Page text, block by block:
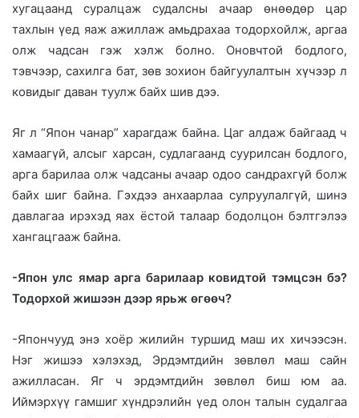
хугацаанд суралцаж судалсны ачаар өнөөдөр цар
тахлын үед яаж ажиллаж амьдрахаа тодорхойлж, аргаа
олж чадсан гэж хэлж болно. Оновчтой бодлого,
тэвчээр, сахилга бат, зөв зохион байгуулалтын хүчээр л
ковидыг даван туулж байх шив дээ.
Яг л “Япон чанар” харагдаж байна. Цаг алдаж байгаад ч
хамаагүй, алсыг харсан, судлагаанд суурилсан бодлого,
арга барилаа олж чадсаны ачаар одоо сандрахгүй болж
байх шиг байна. Гэхдээ анхаарлаа сулруулалгүй, шинэ
давлагаа ирэхэд яах ёстой талаар бодолцон бэлтгэлээ
хангацгааж байна.
-Япон улс ямар арга барилаар ковидтой тэмцсэн бэ?
Тодорхой жишээн дээр ярьж өгөөч?
-Япончууд энэ хоёр жилийн туршид маш их хичээсэн.
Нэг жишээ хэлэхэд, Эрдэмтдийн зөвлөл маш сайн
ажилласан. Яг ч эрдэмтдийн зөвлөл биш юм аа.
Иймэрхүү гамшиг хүндрэлийн үед олон талын судалгаа